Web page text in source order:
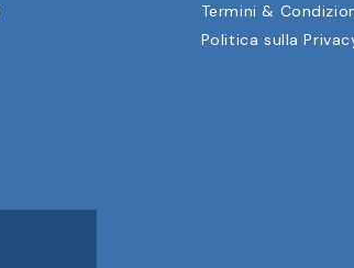
Termini &
Politica sulla